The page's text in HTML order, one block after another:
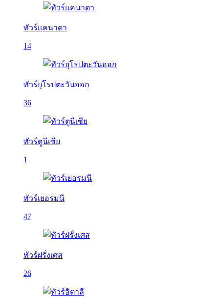
ทัวร์แคนาดา
14
ทัวร์ยุโรปตะวันออก
36
ทัวร์ตูนีเซีย
1
ทัวร์เยอรมนี
47
ทัวร์ฝรั่งเศส
26